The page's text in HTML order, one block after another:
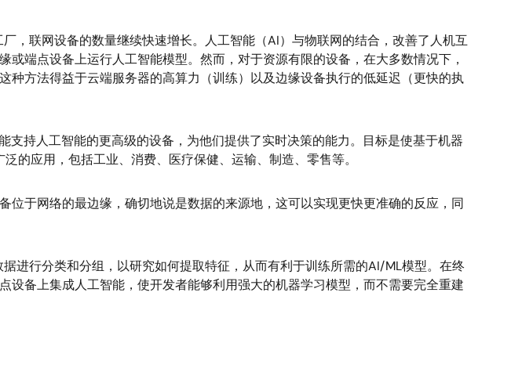
，联网设备的数量继续快速增长。人工智能（AI）与物联网的结合，改善了人机互
端点设备上运行人工智能模型。然而，对于资源有限的设备，在大多数情况下，
方法得益于云端服务器的高算力（训练）以及边缘设备执行的低延迟（更快的执
持人工智能的更高级的设备，为他们提供了实时决策的能力。目标是使基于机器
的应用，包括工业、消费、医疗保健、运输、制造、零售等。
于网络的最边缘，确切地说是数据的来源地，这可以实现更快更准确的反应，同
进行分类和分组，以研究如何提取特征，从而有利于训练所需的AI/ML模型。在终
备上集成人工智能，使开发者能够利用强大的机器学习模型，而不需要完全重建